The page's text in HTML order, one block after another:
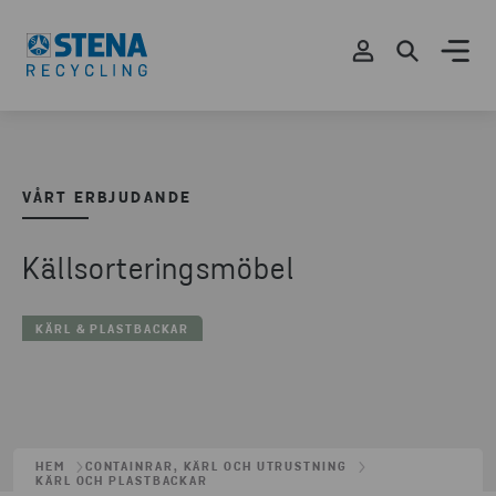
VÅRT ERBJUDANDE
Källsorteringsmöbel
KÄRL & PLASTBACKAR
HEM
CONTAINRAR, KÄRL OCH UTRUSTNING
KÄRL OCH PLASTBACKAR